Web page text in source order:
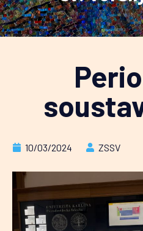
10/03/2024 ZSSV